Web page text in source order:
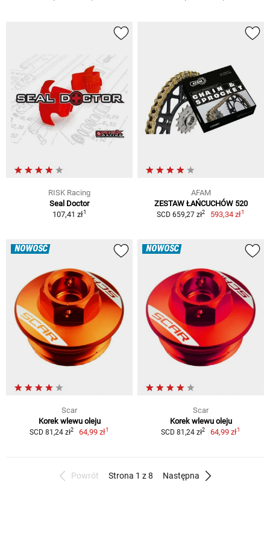
RISK Racing
Seal Doctor
107,41 zł1
AFAM
ZESTAW ŁAŃCUCHÓW 520
SCD 659,27 zł2 593,34 zł1
NOWOŚĆ
Scar
Korek wlewu oleju
SCD 81,24 zł2 64,99 zł1
NOWOŚĆ
Scar
Korek wlewu oleju
SCD 81,24 zł2 64,99 zł1
Powrót Strona 1 z 8 Następna